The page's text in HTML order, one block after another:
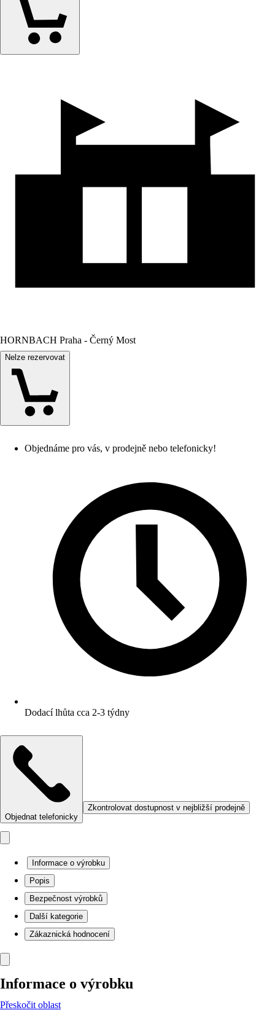
HORNBACH Praha - Černý Most
Nelze rezervovat
Objednáme pro vás, v prodejně nebo telefonicky!
Dodací lhůta cca 2-3 týdny
Objednat telefonicky
Zkontrolovat dostupnost v nejbližší prodejně
Informace o výrobku
Popis
Bezpečnost výrobků
Další kategorie
Zákaznická hodnocení
Informace o výrobku
Přeskočit oblast